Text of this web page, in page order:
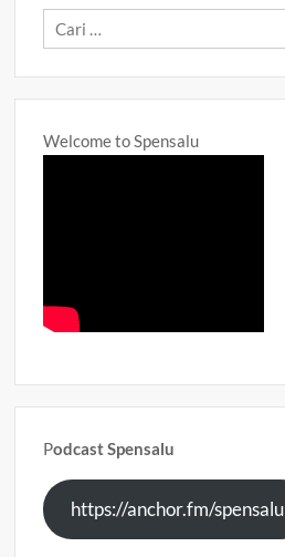
Welcome to Spensalu
Podcast Spensalu
https://anchor.fm/spensalu